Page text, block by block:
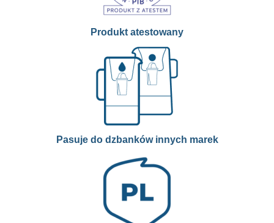
Produkt atestowany
Pasuje do dzbanków innych marek